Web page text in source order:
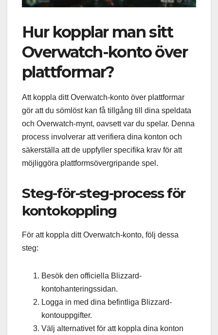
Hur kopplar man sitt
Overwatch-konto över
plattformar?
Att koppla ditt Overwatch-konto över plattformar
gör att du sömlöst kan få tillgång till dina speldata
och Overwatch-mynt, oavsett var du spelar. Denna
process involverar att verifiera dina konton och
säkerställa att de uppfyller specifika krav för att
möjliggöra plattformsövergripande spel.
Steg-för-steg-process för
kontokoppling
För att koppla ditt Overwatch-konto, följ dessa
steg:
Besök den officiella Blizzard-
kontohanteringssidan.
Logga in med dina befintliga Blizzard-
kontouppgifter.
Välj alternativet för att koppla dina konton